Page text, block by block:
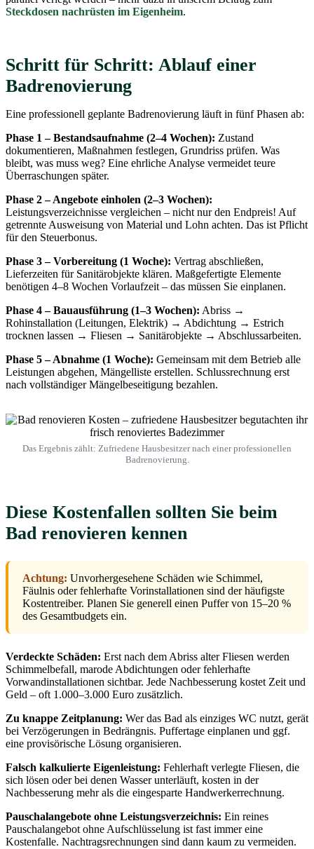
Steckdosen nachrüsten im Eigenheim.
Schritt für Schritt: Ablauf einer
Badrenovierung
Eine professionell geplante Badrenovierung läuft in fünf Phasen ab:
Phase 1 – Bestandsaufnahme (2–4 Wochen): Zustand
dokumentieren, Maßnahmen festlegen, Grundriss prüfen. Was
bleibt, was muss weg? Eine ehrliche Analyse vermeidet teure
Überraschungen später.
Phase 2 – Angebote einholen (2–3 Wochen):
Leistungsverzeichnisse vergleichen – nicht nur den Endpreis! Auf
getrennte Ausweisung von Material und Lohn achten. Das ist Pflicht
für den Steuerbonus.
Phase 3 – Vorbereitung (1 Woche): Vertrag abschließen,
Lieferzeiten für Sanitärobjekte klären. Maßgefertigte Elemente
benötigen 4–8 Wochen Vorlaufzeit – das müssen Sie einplanen.
Phase 4 – Bauausführung (1–3 Wochen): Abriss →
Rohinstallation (Leitungen, Elektrik) → Abdichtung → Estrich
trocknen lassen → Fliesen → Sanitärobjekte → Abschlussarbeiten.
Phase 5 – Abnahme (1 Woche): Gemeinsam mit dem Betrieb alle
Leistungen abgehen, Mängelliste erstellen. Schlussrechnung erst
nach vollständiger Mängelbeseitigung bezahlen.
Das Ergebnis zählt: Zufriedene Hausbesitzer nach einer professionellen
Badrenovierung.
Diese Kostenfallen sollten Sie beim
Bad renovieren kennen
Achtung: Unvorhergesehene Schäden wie Schimmel,
Fäulnis oder fehlerhafte Vorinstallationen sind der häufigste
Kostentreiber. Planen Sie generell einen Puffer von 15–20 %
des Gesamtbudgets ein.
Verdeckte Schäden: Erst nach dem Abriss alter Fliesen werden
Schimmelbefall, marode Abdichtungen oder fehlerhafte
Vorwandinstallationen sichtbar. Jede Nachbesserung kostet Zeit und
Geld – oft 1.000–3.000 Euro zusätzlich.
Zu knappe Zeitplanung: Wer das Bad als einziges WC nutzt, gerät
bei Verzögerungen in Bedrängnis. Puffertage einplanen und ggf.
eine provisörische Lösung organisieren.
Falsch kalkulierte Eigenleistung: Fehlerhaft verlegte Fliesen, die
sich lösen oder bei denen Wasser unterläuft, kosten in der
Nachbesserung mehr als die eingesparte Handwerkerrechnung.
Pauschalangebote ohne Leistungsverzeichnis: Ein reines
Pauschalangebot ohne Aufschlüsselung ist fast immer eine
Kostenfalle. Nachtragsrechnungen sind dann kaum zu vermeiden.